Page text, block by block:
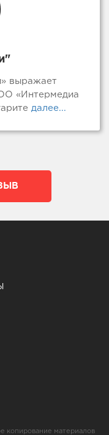
выражает
«Интермедиа
далее...
копирование материалов